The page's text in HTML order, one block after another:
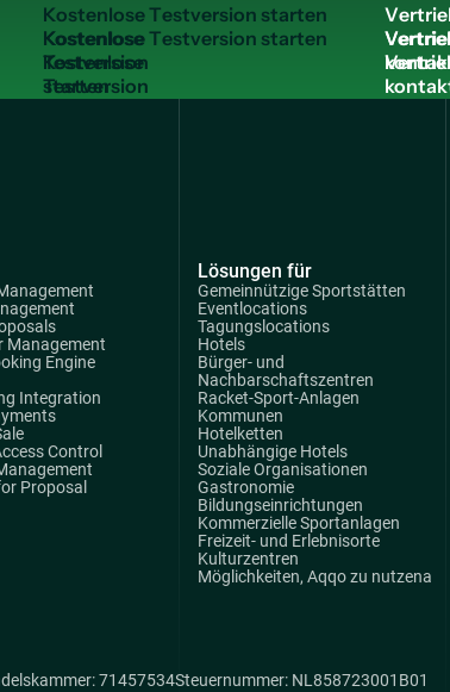
KostenloseTestversion starten
Kostenlose
Testversion
starten
Vertrie
Management
Engine
Integration
Control
Proposal
Lösungen für
Gemeinnützige Sportstätten
Eventlocations
Tagungslocations
Hotels
Bürger- und
Nachbarschaftszentren
Racket-Sport-Anlagen
Kommunen
Hotelketten
Unabhängige Hotels
Soziale Organisationen
Gastronomie
Bildungseinrichtungen
Kommerzielle Sportanlagen
Freizeit- und Erlebnisorte
Kulturzentren
Möglichkeiten, Aqqo zu nutzena
71457534Steuernummer: NL858723001B01